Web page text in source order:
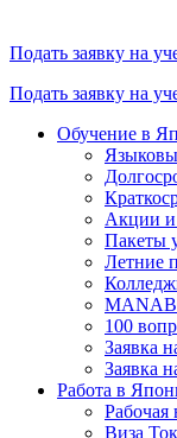
Подать заявку на
Подать заявку на
Обучение в
Акции и
Пакеты
Летние
100
Заявка
Заявка
Работа в
Рабочая
Виза